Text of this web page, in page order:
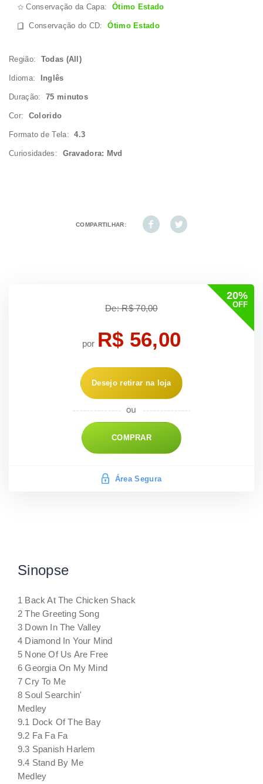
Conservação da Capa: Ótimo Estado
Conservação do CD:Ótimo Estado
Região: Todas (All)
Idioma: Inglês
Duração: 75 minutos
Cor: Colorido
Formato de Tela:4.3
Curiosidades: Gravadora: Mvd
COMPARTILHAR:
20%
OFF
De: R$ 70,00
por R$ 56,00
Desejo retirar na loja
COMPRAR
Área Segura
Sinopse
1 Back At The Chicken Shack
2 The Greeting Song
3 Down In The Valley
4 Diamond In Your Mind
5 None Of Us Are Free
6 Georgia On My Mind
7 Cry To Me
8 Soul Searchin'
Medley
9.1 Dock Of The Bay
9.2 Fa Fa Fa
9.3 Spanish Harlem
9.4 Stand By Me
Medley